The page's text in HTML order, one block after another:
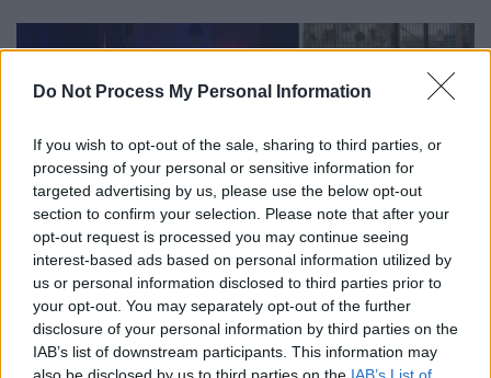
Do Not Process My Personal Information
If you wish to opt-out of the sale, sharing to third parties, or
processing of your personal or sensitive information for
targeted advertising by us, please use the below opt-out
section to confirm your selection. Please note that after your
opt-out request is processed you may continue seeing
interest-based ads based on personal information utilized by
us or personal information disclosed to third parties prior to
your opt-out. You may separately opt-out of the further
disclosure of your personal information by third parties on the
IAB’s list of downstream participants. This information may
also be disclosed by us to third parties on the IAB’s List of
Χαλάνδρι: Όχημα «καρφώθηκε» σε δέντρο
Εικόνα από το σημείο: